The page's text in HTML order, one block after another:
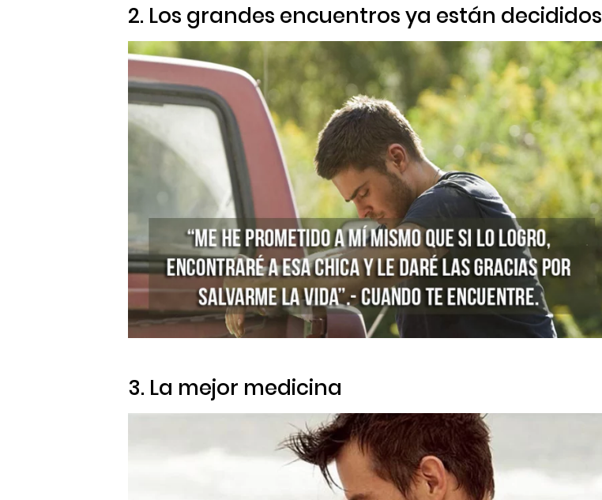
2. Los grandes encuentros ya están decididos
3. La mejor medicina